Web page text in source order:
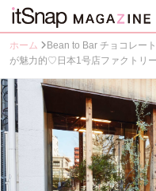
ホーム
Bean to Bar チョコレー
が魅力的♡日本1号店ファクトリ